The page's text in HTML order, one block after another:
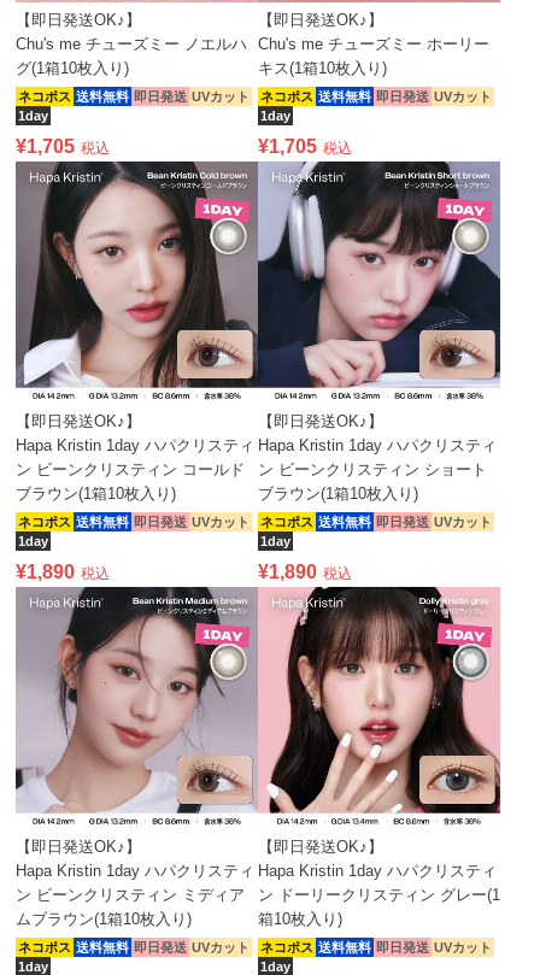
【即日発送OK♪】
Chu's me チューズミー ノエルハ
グ(1箱10枚入り)
ネコポス 送料無料 即日発送 UVカット
1day
¥1,705 税込
【即日発送OK♪】
Chu's me チューズミー ホーリー
キス(1箱10枚入り)
ネコポス 送料無料 即日発送 UVカット
1day
¥1,705 税込
【即日発送OK♪】
Hapa Kristin 1day ハパクリスティ
ン ビーンクリスティン コールド
ブラウン(1箱10枚入り)
ネコポス 送料無料 即日発送 UVカット
1day
¥1,890 税込
【即日発送OK♪】
Hapa Kristin 1day ハパクリスティ
ン ビーンクリスティン ショート
ブラウン(1箱10枚入り)
ネコポス 送料無料 即日発送 UVカット
1day
¥1,890 税込
【即日発送OK♪】
Hapa Kristin 1day ハパクリスティ
ン ビーンクリスティン ミディア
ムブラウン(1箱10枚入り)
ネコポス 送料無料 即日発送 UVカット
1day
【即日発送OK♪】
Hapa Kristin 1day ハパクリスティ
ン ドーリークリスティン グレー(1
箱10枚入り)
ネコポス 送料無料 即日発送 UVカット
1day